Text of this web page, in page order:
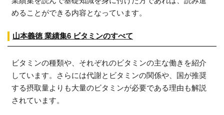
めることができる内容となっています。
山本義徳 業績集6 ビタミンのすべて
ビタミンの種類や、それぞれのビタミンの主な働きを紹介
しています。さらには代謝とビタミンの関係や、国が推奨
する摂取量よりも大量のビタミンが必要である理由も解説
されています。